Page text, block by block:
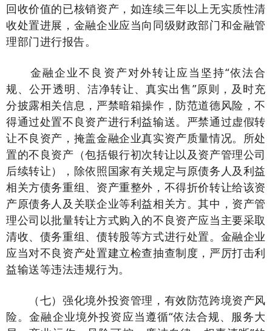
回收价值的已核销资产，如连续三年以上无实质性清
收处置进展，金融企业应当向同级财政部门和金融管
理部门进行报告。
金融企业不良资产对外转让应当坚持“依法合
规、公开透明、洁净转让、真实出售”原则，及时充
分披露相关信息，严禁暗箱操作，防范道德风险，不
得通过处置不良资产进行利益输送。严禁通过虚假转
让不良资产，掩盖金融企业真实资产质量情况。所处
置的不良资产（包括银行初次转让以及资产管理公司
后续转让），除依照国家有关规定与原债务人及利益
相关方债务重组、资产重整外，不得折价转让给该资
产原债务人及关联企业等利益相关方。其中，资产管
理公司以批量转让方式购入的不良资产应当主要采取
清收、债务重组、债转股等方式进行处置。金融企业
应当对不良资产处置建立检查抽查制度，严厉打击利
益输送等违法违规行为。
（七）强化境外投资管理，有效防范跨境资产风
险。金融企业境外投资应当遵循“依法合规、服务大